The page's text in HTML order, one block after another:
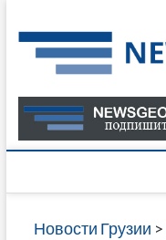
to
content
Новости Грузии >